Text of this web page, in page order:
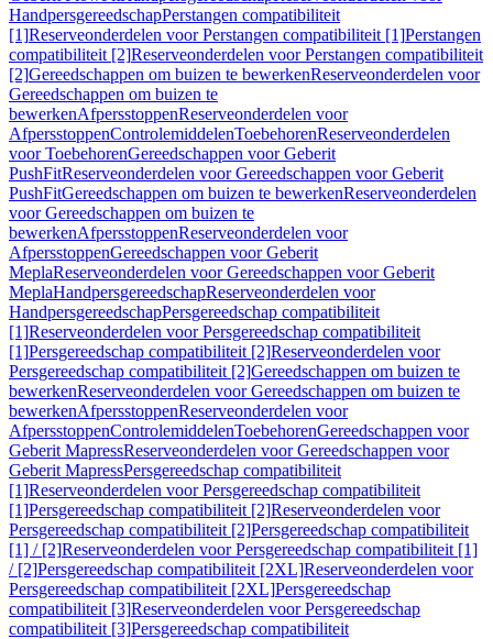
HandpersgereedschapPerstangen compatibiliteit
[1]Reserveonderdelen voor Perstangen compatibiliteit [1]Perstangen
compatibiliteit [2]Reserveonderdelen voor Perstangen compatibiliteit
[2]Gereedschappen om buizen te bewerkenReserveonderdelen voor
Gereedschappen om buizen te
bewerkenAfpersstoppenReserveonderdelen voor
AfpersstoppenControlemiddelenToebehorenReserveonderdelen
voor ToebehorenGereedschappen voor Geberit
PushFitReserveonderdelen voor Gereedschappen voor Geberit
PushFitGereedschappen om buizen te bewerkenReserveonderdelen
voor Gereedschappen om buizen te
bewerkenAfpersstoppenReserveonderdelen voor
AfpersstoppenGereedschappen voor Geberit
MeplaReserveonderdelen voor Gereedschappen voor Geberit
MeplaHandpersgereedschapReserveonderdelen voor
HandpersgereedschapPersgereedschap compatibiliteit
[1]Reserveonderdelen voor Persgereedschap compatibiliteit
[1]Persgereedschap compatibiliteit [2]Reserveonderdelen voor
Persgereedschap compatibiliteit [2]Gereedschappen om buizen te
bewerkenReserveonderdelen voor Gereedschappen om buizen te
bewerkenAfpersstoppenReserveonderdelen voor
AfpersstoppenControlemiddelenToebehorenGereedschappen voor
Geberit MapressReserveonderdelen voor Gereedschappen voor
Geberit MapressPersgereedschap compatibiliteit
[1]Reserveonderdelen voor Persgereedschap compatibiliteit
[1]Persgereedschap compatibiliteit [2]Reserveonderdelen voor
Persgereedschap compatibiliteit [2]Persgereedschap compatibiliteit
[1] / [2]Reserveonderdelen voor Persgereedschap compatibiliteit [1]
/ [2]Persgereedschap compatibiliteit [2XL]Reserveonderdelen voor
Persgereedschap compatibiliteit [2XL]Persgereedschap
compatibiliteit [3]Reserveonderdelen voor Persgereedschap
compatibiliteit [3]Persgereedschap compatibiliteit